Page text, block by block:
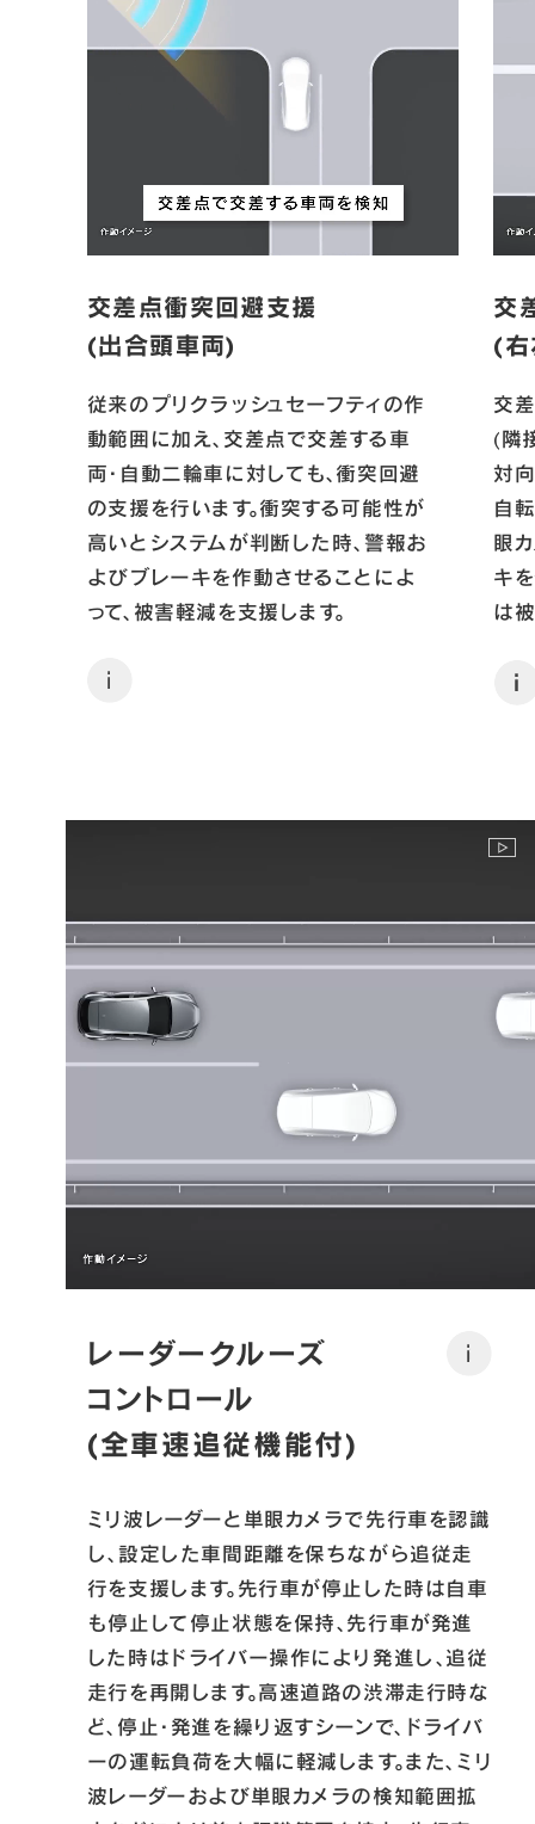
交差点衝突回避支援
(出合頭車両)
従来のプリクラッシュセーフティの作
動範囲に加え、交差点で交差する車
両・自動二輪車に対しても、衝突回避
の支援を行います。衝突する可能性が
高いとシステムが判断した時、警報お
よびブレーキを作動させることによ
って、被害軽減を支援します。
i
交
(
交
(隣
対
自
眼
キ
は
時
i
レーダークルーズ
コントロール
(全車速追従機能付)
i
ミリ波レーダーと単眼カメラで先行車を認識
し、設定した車間距離を保ちながら追従走
行を支援します。先行車が停止した時は自車
も停止して停止状態を保持、先行車が発進
した時はドライバー操作により発進し、追従
走行を再開します。高速道路の渋滞走行時な
ど、停止・発進を繰り返すシーンで、ドライバ
ーの運転負荷を大幅に軽減します。また、ミリ
波レーダーおよび単眼カメラの検知範囲拡